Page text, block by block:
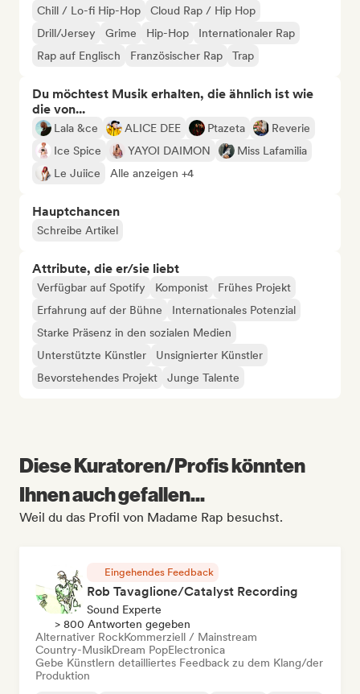
Chill / Lo-fi Hip-Hop
Cloud Rap / Hip Hop
Drill/Jersey
Grime Hip-Hop
Internationaler Rap
Rap auf Englisch
Französischer Rap Trap
Du möchtest Musik erhalten, die ähnlich ist wie
die von...
Lala &ce ALICE DEE Ptazeta
Reverie
Ice Spice
YAYOI DAIMON
Miss Lafamilia
Le Juiice
Alle anzeigen +4
Hauptchancen
Schreibe Artikel
Attribute, die er/sie liebt
Verfügbar auf Spotify Komponist
Frühes Projekt
Erfahrung auf der Bühne
Internationales Potenzial
Starke Präsenz in den sozialen Medien
Unterstützte Künstler
Unsignierter Künstler
Bevorstehendes Projekt
Junge Talente
Diese Kuratoren/Profis könnten
Ihnen auch gefallen...
Weil du das Profil von Madame Rap besuchst.
Eingehendes Feedback
Rob Tavaglione/Catalyst Recording
Sound Experte
> 800 Antworten gegeben
Alternativer RockKommerziell / Mainstream
Country-MusikDream PopElectronica
Gebe Künstlern detailliertes Feedback zu dem Klang/der
Produktion